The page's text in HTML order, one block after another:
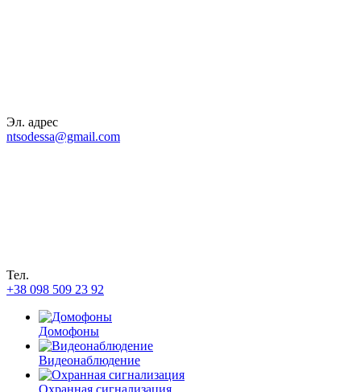
Эл. адрес
ntsodessa@gmail.com
Тел.
+38 098 509 23 92
Домофоны
Видеонаблюдение
Охранная сигнализация